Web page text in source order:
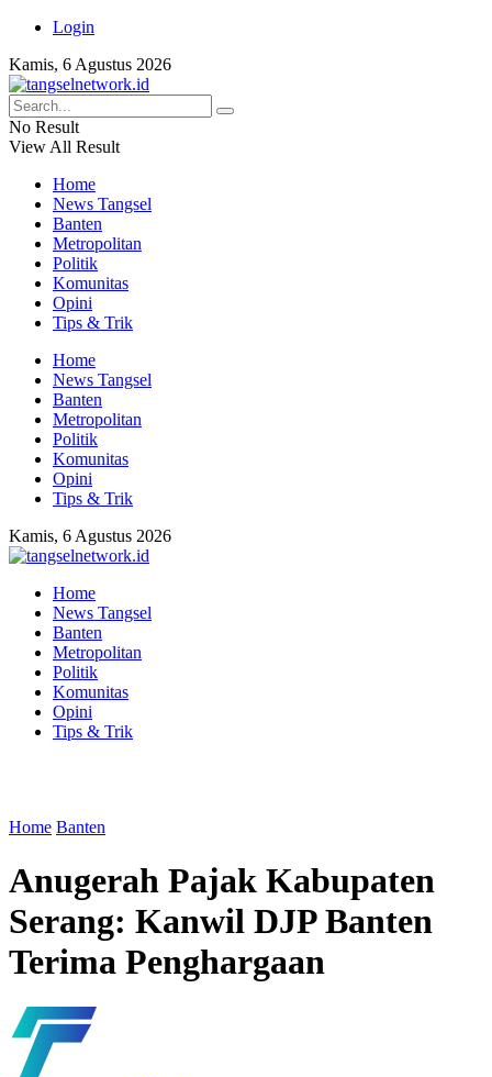
Login
Kamis, 6 Agustus 2026
No Result
View All Result
Home
News Tangsel
Banten
Metropolitan
Politik
Komunitas
Opini
Tips & Trik
Home
News Tangsel
Banten
Metropolitan
Politik
Komunitas
Opini
Tips & Trik
Kamis, 6 Agustus 2026
Home
News Tangsel
Banten
Metropolitan
Politik
Komunitas
Opini
Tips & Trik
Home Banten
Anugerah Pajak Kabupaten
Serang: Kanwil DJP Banten
Terima Penghargaan